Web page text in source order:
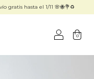
gratis hasta el 1/11 🌸🐝💐♻️
0